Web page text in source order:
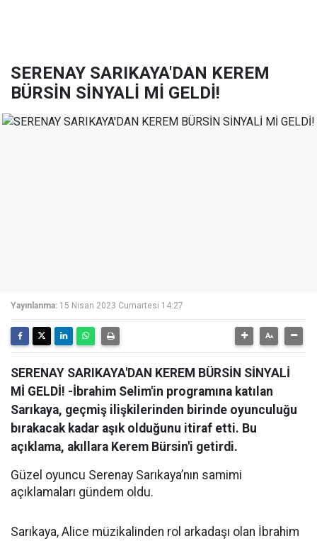
SERENAY SARIKAYA'DAN KEREM
BÜRSİN SİNYALİ Mİ GELDİ!
Yayınlanma: 15 Nisan 2023 Cumartesi 14:27
SERENAY SARIKAYA'DAN KEREM BÜRSİN SİNYALİ
Mİ GELDİ! -İbrahim Selim'in programına katılan
Sarıkaya, geçmiş ilişkilerinden birinde oyunculuğu
bırakacak kadar aşık olduğunu itiraf etti. Bu
açıklama, akıllara Kerem Bürsin'i getirdi.
Güzel oyuncu Serenay Sarıkaya’nın samimi
açıklamaları gündem oldu.
Sarıkaya, Alice müzikalinden rol arkadaşı olan İbrahim